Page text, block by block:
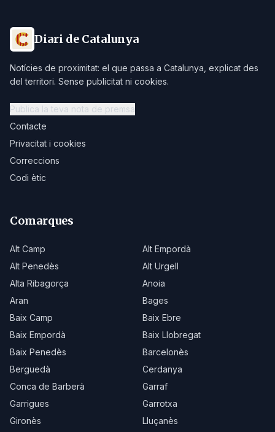
Diari de Catalunya
Notícies de proximitat: el que passa a Catalunya, explicat des
del territori. Sense publicitat ni cookies.
Publica la teva nota de premsa
Contacte
Privacitat i cookies
Correccions
Codi ètic
Comarques
Alt Camp
Alt Empordà
Alt Penedès
Alt Urgell
Alta Ribagorça
Anoia
Aran
Bages
Baix Camp
Baix Ebre
Baix Empordà
Baix Llobregat
Baix Penedès
Barcelonès
Berguedà
Cerdanya
Conca de Barberà
Garraf
Garrigues
Garrotxa
Gironès
Lluçanès